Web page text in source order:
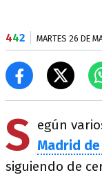
442 MARTES 26 DE
S egún
Madrid
siguiendo de